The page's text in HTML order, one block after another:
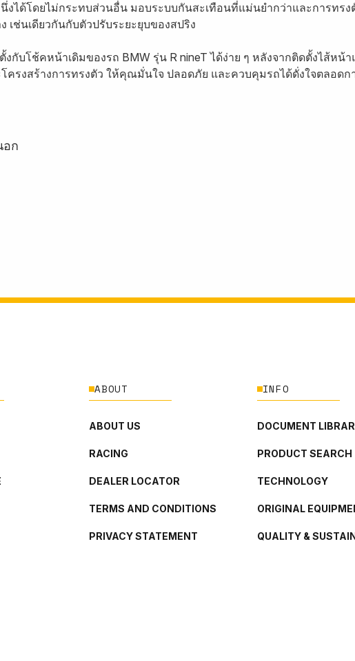
งได้โดยไม่กระทบส่วนอื่น มอบระบบกันสะเทือนที่แม่นยำกว่าและการทร
ช่นเดียวกันกับตัวปรับระยะยุบของสปริง
กับโช้คหน้าเดิมของรถ BMW รุ่น R nineT ได้ง่าย ๆ หลังจากติดตั้งไส้ห
ครงสร้างการทรงตัว ให้คุณมั่นใจ ปลอดภัย และควบคุมรถได้ดั่งใจตลอดก
อก
ABOUT
ABOUT US
RACING
DEALER LOCATOR
TERMS AND CONDITIONS
PRIVACY STATEMENT
INFO
DOCUMENT
PRODUCT SEARCH
TECHNOLOGY
ORIGINAL
QUALITY &